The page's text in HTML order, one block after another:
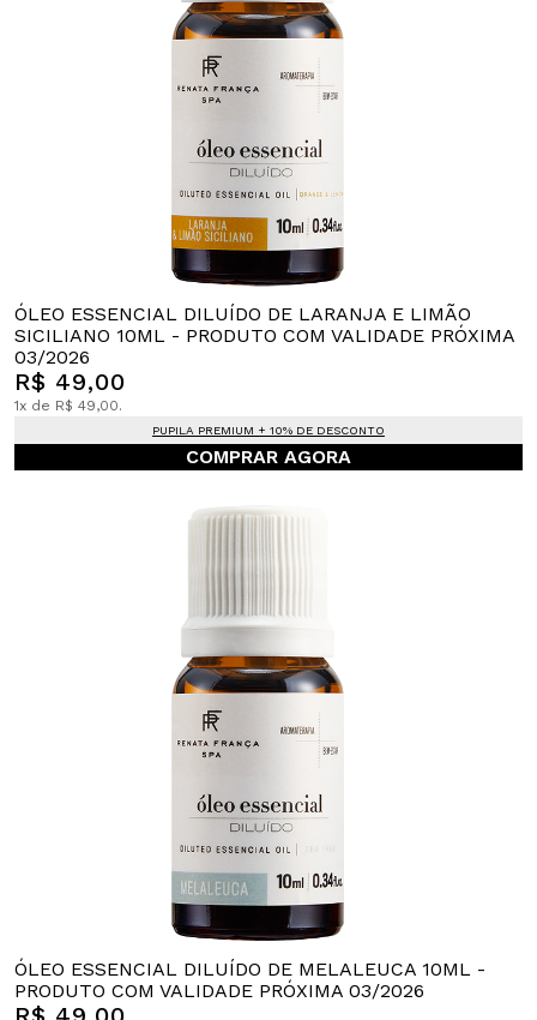
ÓLEO ESSENCIAL DILUÍDO DE LARANJA E LIMÃO
SICILIANO 10ML - PRODUTO COM VALIDADE PRÓXIMA
03/2026
R$ 49,00
1x de R$ 49,00.
PUPILA PREMIUM + 10% DE DESCONTO
COMPRAR AGORA
ÓLEO ESSENCIAL DILUÍDO DE MELALEUCA 10ML -
PRODUTO COM VALIDADE PRÓXIMA 03/2026